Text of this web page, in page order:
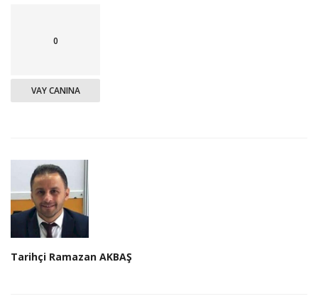
0
VAY CANINA
Tarihçi Ramazan AKBAŞ